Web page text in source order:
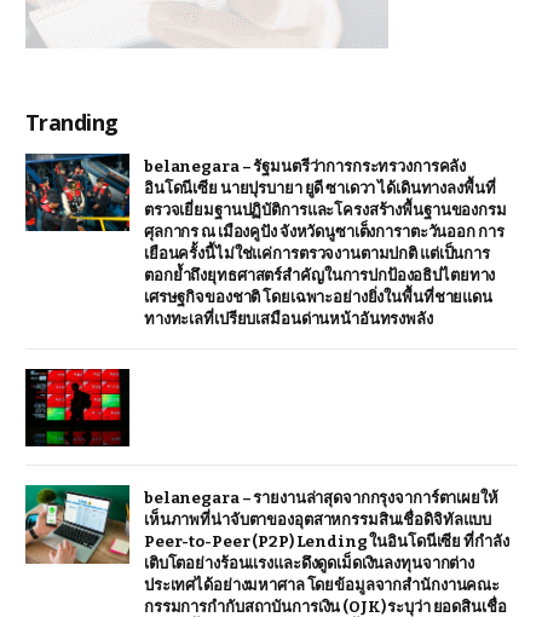
Tranding
belanegara – รัฐมนตรีว่าการกระทรวงการคลัง
อินโดนีเซีย นายปุรบายา ยูดี ซาเดวา ได้เดินทางลงพื้นที่
ตรวจเยี่ยมฐานปฏิบัติการและโครงสร้างพื้นฐานของกรม
ศุลกากร ณ เมืองคูปัง จังหวัดนูซาเต็งการาตะวันออก การ
เยือนครั้งนี้ไม่ใช่แค่การตรวจงานตามปกติ แต่เป็นการ
ตอกย้ำถึงยุทธศาสตร์สำคัญในการปกป้องอธิปไตยทาง
เศรษฐกิจของชาติ โดยเฉพาะอย่างยิ่งในพื้นที่ชายแดน
ทางทะเลที่เปรียบเสมือนด่านหน้าอันทรงพลัง
belanegara – รายงานล่าสุดจากกรุงจาการ์ตาเผยให้
เห็นภาพที่น่าจับตาของอุตสาหกรรมสินเชื่อดิจิทัลแบบ
Peer-to-Peer (P2P) Lending ในอินโดนีเซีย ที่กำลัง
เติบโตอย่างร้อนแรงและดึงดูดเม็ดเงินลงทุนจากต่าง
ประเทศได้อย่างมหาศาล โดยข้อมูลจากสำนักงานคณะ
กรรมการกำกับสถาบันการเงิน (OJK) ระบุว่า ยอดสินเชื่อ